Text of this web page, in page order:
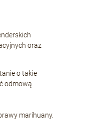
oraz
o takie
odmową
marihuany.